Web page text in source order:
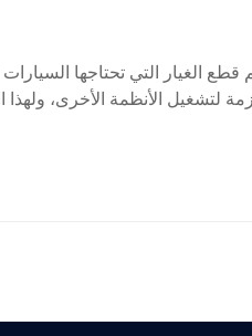
الغيار التي تحتاجها
لتشغيل الأنظمة الأخرى، ولهذا